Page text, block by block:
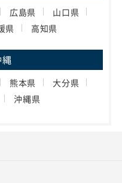
広島県
山口県
県 高知県
熊本県
大分県
沖縄県